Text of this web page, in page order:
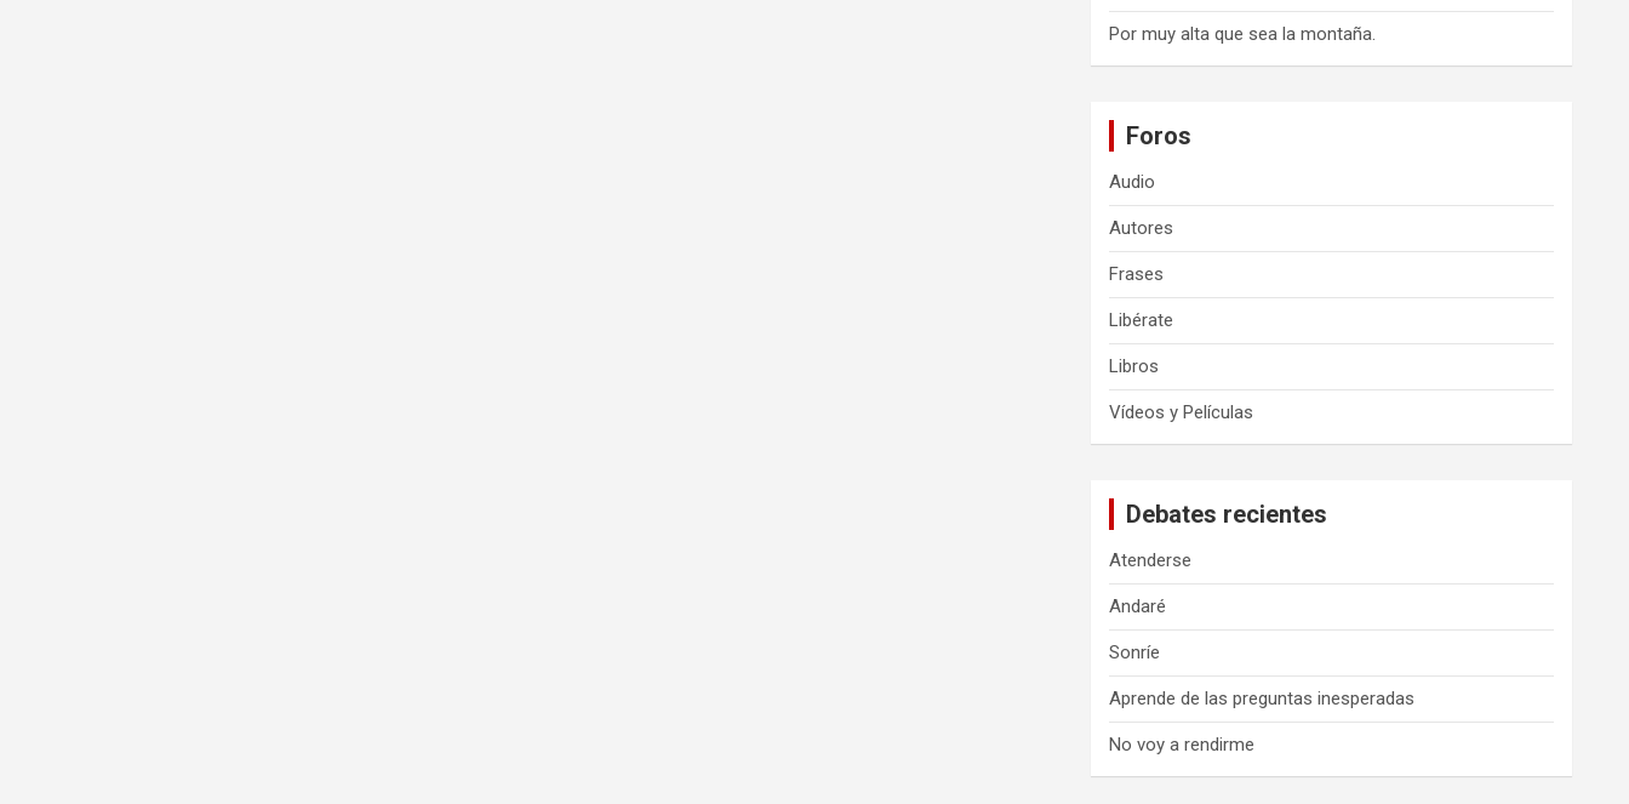
Por muy alta que sea la montaña.
Foros
Audio
Autores
Frases
Libérate
Libros
Vídeos y Películas
Debates recientes
Atenderse
Andaré
Sonríe
Aprende de las preguntas inesperadas
No voy a rendirme